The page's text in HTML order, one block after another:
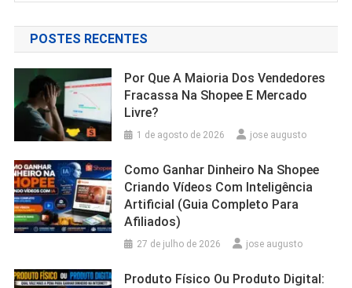
POSTES RECENTES
Por Que A Maioria Dos Vendedores
Fracassa Na Shopee E Mercado
Livre?
1 de agosto de 2026 jose augusto
Como Ganhar Dinheiro Na Shopee
Criando Vídeos Com Inteligência
Artificial (Guia Completo Para
Afiliados)
27 de julho de 2026 jose augusto
Produto Físico Ou Produto Digital: